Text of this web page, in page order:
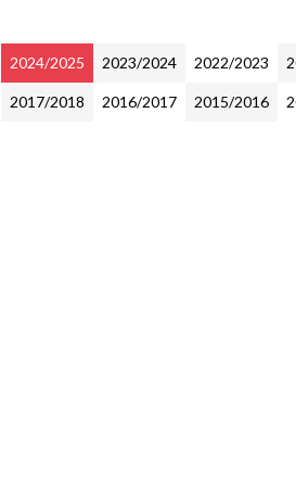
2024/2025 2023/2024 2022/2023
2017/2018 2016/2017 2015/2016